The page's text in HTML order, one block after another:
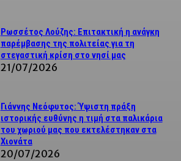
Ρωσσέτος Λούζης: Επιτακτική η ανάγκη
παρέμβασης της πολιτείας για τη
στεγαστική κρίση στο νησί μας
21/07/2026
Γιάννης Νεόφυτος: Ύψιστη πράξη
ιστορικής ευθύνης η τιμή στα παλικάρια
του χωριού μας που εκτελέστηκαν στα
Χιονάτα
20/07/2026